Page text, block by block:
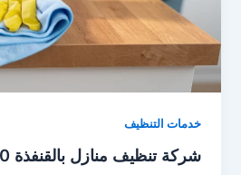
خدمات التنظيف
شركة تنظيف منازل بالقنفذة 0509541300